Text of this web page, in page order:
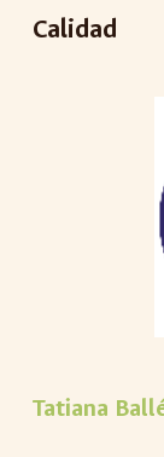
Calidad
Tatiana